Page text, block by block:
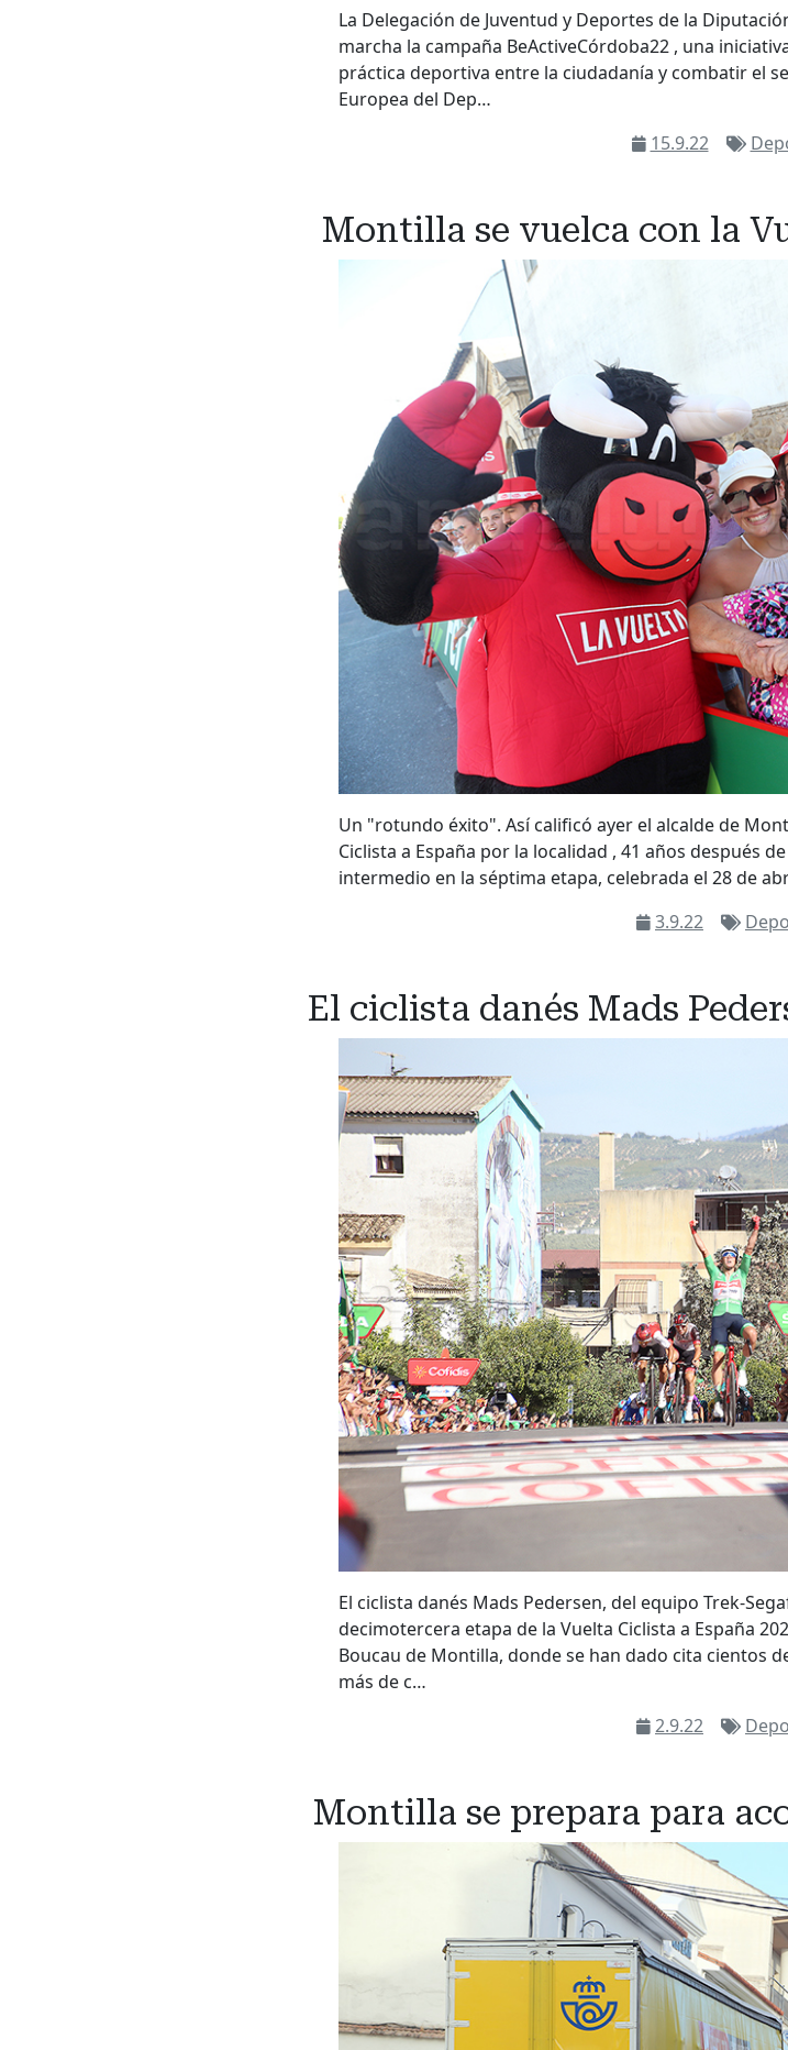
La Delegación de Juventud y Deportes de la
marcha la campaña BeActiveCórdoba22 , una
práctica deportiva entre la ciudadanía y combatir el
Europea del Dep…
15.9.22
Montilla se vuelca con la
Un "rotundo éxito". Así calificó ayer el alcalde de
Ciclista a España por la localidad , 41 años después
intermedio en la séptima etapa, celebrada el 28 de
3.9.22
El ciclista danés Mads
El ciclista danés Mads Pedersen, del equipo Trek-
decimotercera etapa de la Vuelta Ciclista a España
Boucau de Montilla, donde se han dado cita cientos
más de c…
2.9.22
Montilla se prepara para